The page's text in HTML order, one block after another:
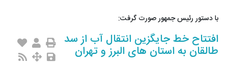
با دستور رئیس جمهور صورت گرفت:
افتتاح خط جایگزین انتقال آب از سد
طالقان به استان های البرز و تهران